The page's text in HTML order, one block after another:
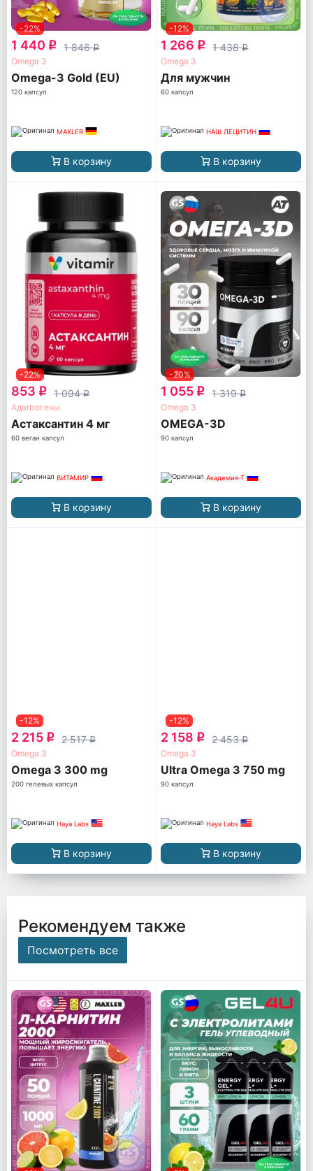
-22%
1 440 q 1 846q
Omega 3
Omega-3 Gold (EU)
120 капсул
MAXLER
В корзину
-12%
1 266 q 1 438q
Omega 3
Для мужчин
60 капсул
НАШ ЛЕЦИТИН
В корзину
-22%
853 q 1 094q
Адаптогены
Астаксантин 4 мг
60 веган капсул
ВИТАМИР
В корзину
-20%
1 055 q 1 319q
Omega 3
OMEGA-3D
90 капсул
Академия-Т
В корзину
-12%
2 215 q 2 517q
Omega 3
Omega 3 300 mg
200 гелевых капсул
Haya Labs
В корзину
-12%
2 158 q 2 453q
Omega 3
Ultra Omega 3 750 mg
90 капсул
Haya Labs
В корзину
Рекомендуем также
Посмотреть все